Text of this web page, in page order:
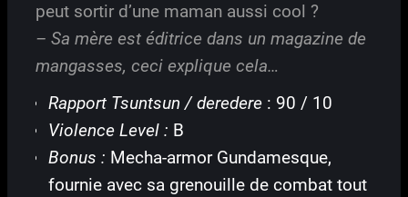
peut sortir d’une maman aussi cool ?
– Sa mère est éditrice dans un magazine de
mangasses, ceci explique cela…
Rapport Tsuntsun / deredere: 90 / 10
Violence Level : B
Bonus : Mecha-armor Gundamesque,
fournie avec sa grenouille de combat tout